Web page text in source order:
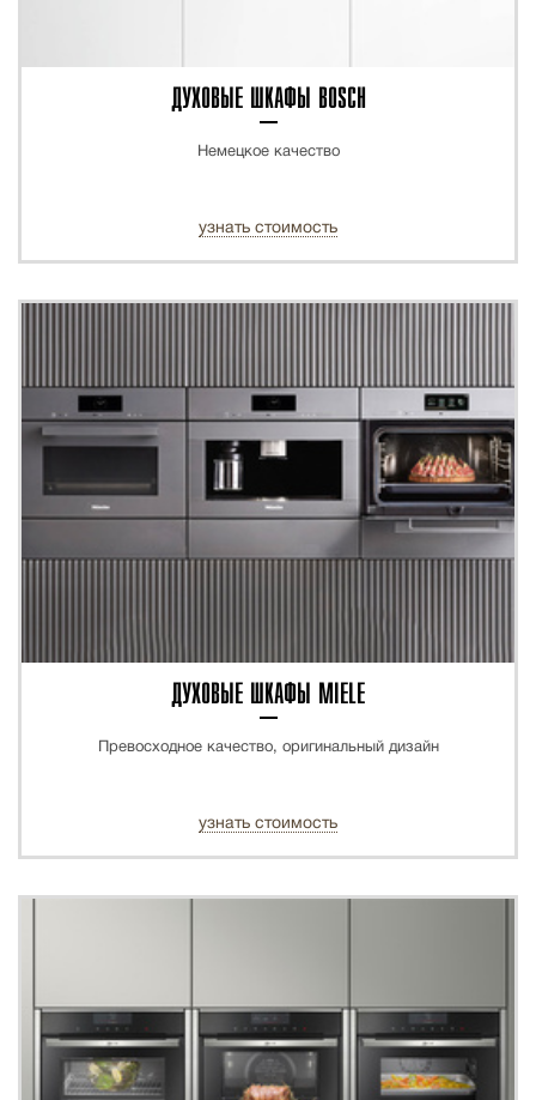
ДУХОВЫЕ ШКАФЫ BOSCH
Немецкое качество
узнать стоимость
ДУХОВЫЕ ШКАФЫ MIELE
Превосходное качество, оригинальный дизайн
узнать стоимость